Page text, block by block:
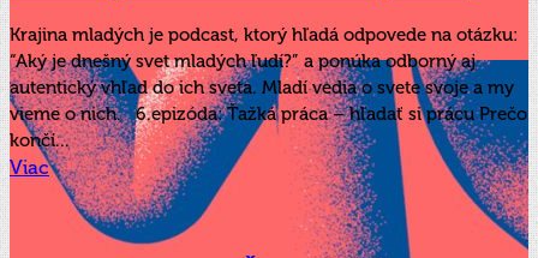
Krajina mladých je podcast, ktorý hľadá odpovede na otázku:
“Aký je dnešný svet mladých ľudí?” a ponúka odborný aj
autentický vhľad do ich sveta. Mladí vedia o svete svoje a my
vieme o nich. 6.epizóda: Ťažká práca – hľadať si prácu Prečo
končí...
Viac